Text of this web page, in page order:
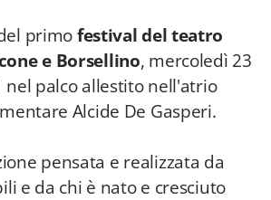
primofestival del teatro
e Borsellino, mercoledì 23
nel palco allestito nell'atrio
Alcide De Gasperi.
pensata e realizzata da
e da chi è nato e cresciuto